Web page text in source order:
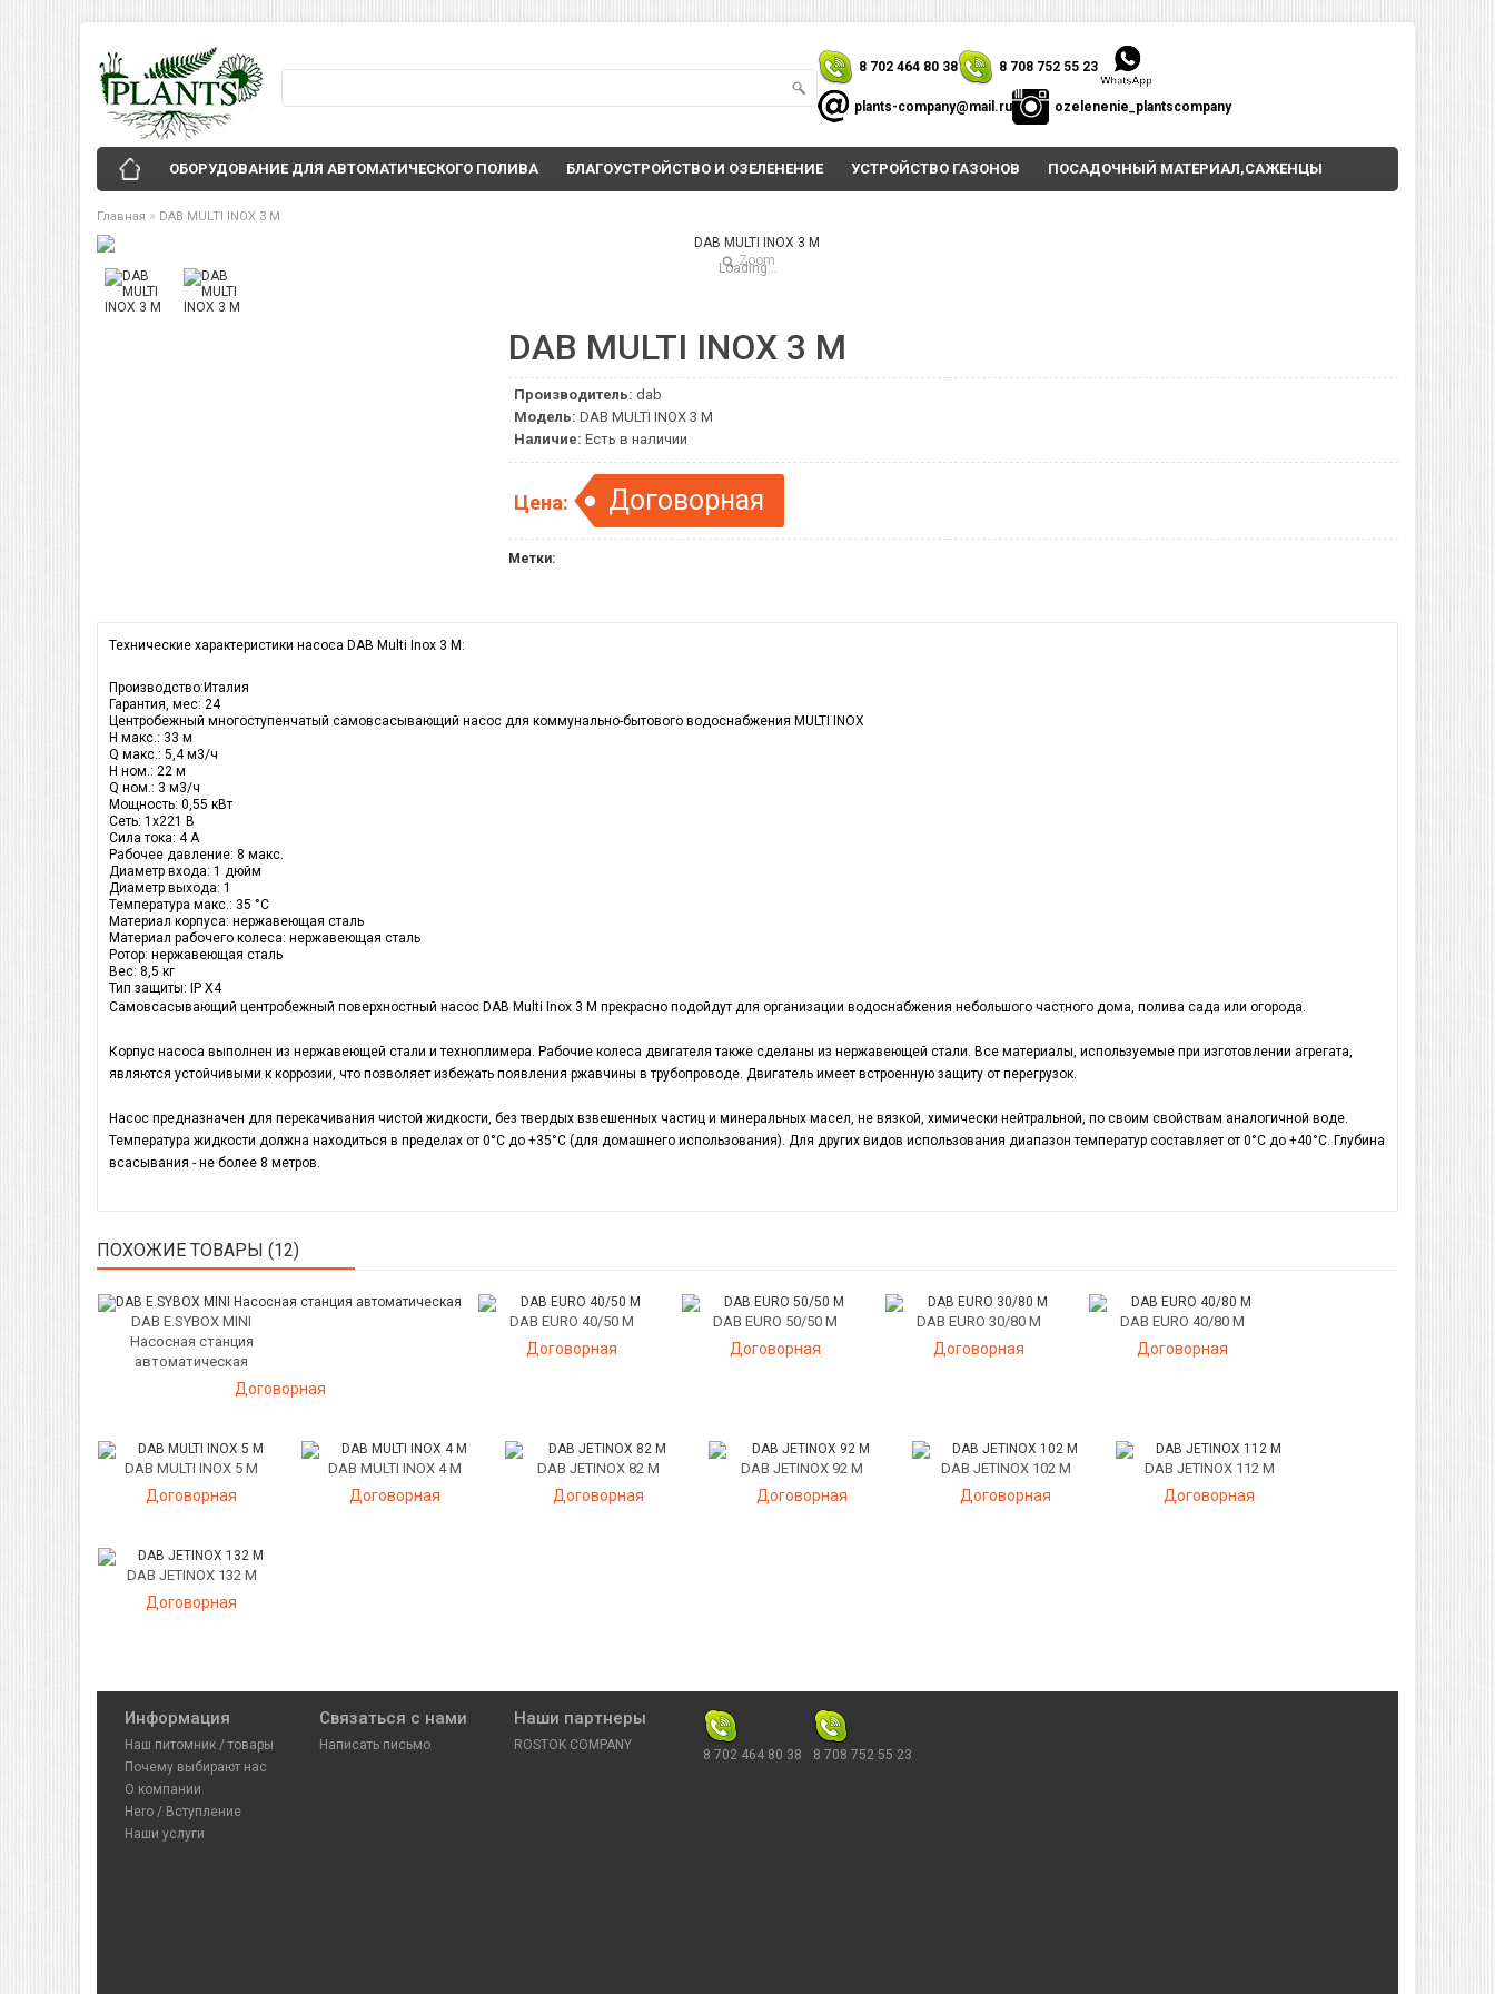
8 702 464 80 38 8 708 752 55 23
plants-company@mail.ru ozelenenie_plantscompany
ОБОРУДОВАНИЕ ДЛЯ АВТОМАТИЧЕСКОГО ПОЛИВА БЛАГОУСТРОЙСТВО И ОЗЕЛЕНЕНИЕ УСТРОЙСТВО ГАЗОНОВ ПОСАДОЧНЫЙ МАТЕРИАЛ,САЖЕНЦЫ
Главная » DAB MULTI INOX 3 M
Zoom
Loading...
DAB MULTI INOX 3 M
Производитель: dab
Модель: DAB MULTI INOX 3 M
Наличие: Есть в наличии
Цена: Договорная
Метки:
Технические характеристики насоса DAB Multi Inox 3 M:
Производство:Италия
Гарантия, мес: 24
Центробежный многоступенчатый самовсасывающий насос для коммунально-бытового водоснабжения MULTI INOX
H макс.: 33 м
Q макс.: 5,4 м3/ч
H ном.: 22 м
Q ном.: 3 м3/ч
Мощность: 0,55 кВт
Сеть: 1х221 В
Сила тока: 4 А
Рабочее давление: 8 макс.
Диаметр входа: 1 дюйм
Диаметр выхода: 1
Температура макс.: 35 °С
Материал корпуса: нержавеющая сталь
Материал рабочего колеса: нержавеющая сталь
Ротор: нержавеющая сталь
Вес: 8,5 кг
Тип защиты: IP X4
Самовсасывающий центробежный поверхностный насос DAB Multi Inox 3 M прекрасно подойдут для организации водоснабжения небольшого частного дома, полива сада или огорода.
Корпус насоса выполнен из нержавеющей стали и техноплимера. Рабочие колеса двигателя также сделаны из нержавеющей стали. Все материалы, используемые при изготовлении агрегата,
являются устойчивыми к коррозии, что позволяет избежать появления ржавчины в трубопроводе. Двигатель имеет встроенную защиту от перегрузок.
Насос предназначен для перекачивания чистой жидкости, без твердых взвешенных частиц и минеральных масел, не вязкой, химически нейтральной, по своим свойствам аналогичной воде.
Температура жидкости должна находиться в пределах от 0°С до +35°С (для домашнего использования). Для других видов использования диапазон температур составляет от 0°С до +40°С. Глубина
всасывания - не более 8 метров.
ПОХОЖИЕ ТОВАРЫ (12)
DAB E.SYBOX MINI
Насосная станция
автоматическая
Договорная
DAB EURO 40/50 M
Договорная
DAB EURO 50/50 M
Договорная
DAB EURO 30/80 M
Договорная
DAB EURO 40/80 M
Договорная
DAB MULTI INOX 5 M
Договорная
DAB MULTI INOX 4 M
Договорная
DAB JETINOX 82 M
Договорная
DAB JETINOX 92 M
Договорная
DAB JETINOX 102 M
Договорная
DAB JETINOX 112 M
Договорная
DAB JETINOX 132 M
Договорная
Информация
Наш питомник / товары
Почему выбирают нас
О компании
Hero / Вступление
Наши услуги
Связаться с нами
Написать письмо
Наши партнеры
ROSTOK COMPANY
8 702 464 80 38 8 708 752 55 23